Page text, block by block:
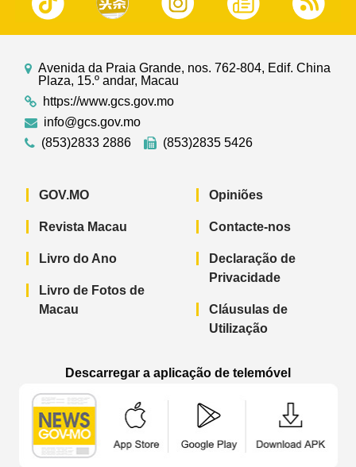
Avenida da Praia Grande, nos. 762-804, Edif. China
Plaza, 15.º andar, Macau
https://www.gcs.gov.mo
info@gcs.gov.mo
(853)2833 2886
(853)2835 5426
GOV.MO
Revista Macau
Livro do Ano
Livro de Fotos de
Macau
Opiniões
Contacte-nos
Declaração de
Privacidade
Cláusulas de
Utilização
Descarregar a aplicação de telemóvel